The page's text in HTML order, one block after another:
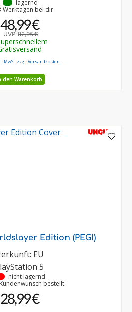
lagernd
Werktagen bei dir
48,99 €
UVP: 82,95 €
MwSt. zzgl. Versandkosten
den Warenkorb
UNCUT
Edition (PEGI)
EU
5
nicht lagernd
bestellt
28,99 €